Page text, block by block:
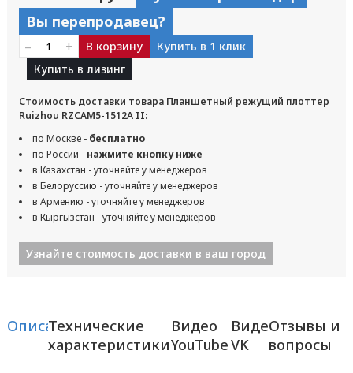
Вы перепродавец?
– + В корзину
Купить в 1 клик
Купить в лизинг
Стоимость доставки товара Планшетный режущий плоттер
Ruizhou RZCAM5-1512A II:
по Москве - бесплатно
по России - нажмите кнопку ниже
в Казахстан - уточняйте у менеджеров
в Белоруссию - уточняйте у менеджеров
в Армению - уточняйте у менеджеров
в Кыргызстан - уточняйте у менеджеров
Узнайте стоимость доставки в ваш город
ОписаниеТехнические
характеристики
Видео
YouTube
Видео
VK
Отзывы и
вопросы